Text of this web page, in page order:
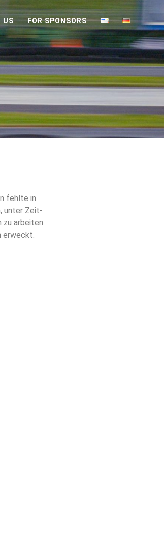
US FOR SPONSORS
fehlte in
unter Zeit-
zu arbeiten
erweckt.